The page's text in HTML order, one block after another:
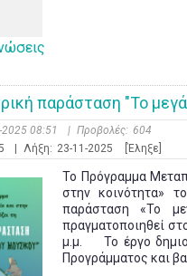
παράσταση "Το
2025 08:51 | Προβολές: 604
Λήξη: 23-11-2025 [Έληξε]
Το Πρόγραμμα
στην κοινότητα»
παράσταση «Το
πραγματοποιηθεί
μ.μ. Το έργο
Προγράμματος και